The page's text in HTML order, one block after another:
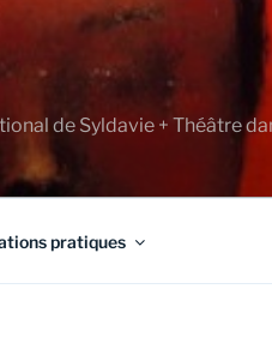
de Syldavie + Théâtre
pratiques